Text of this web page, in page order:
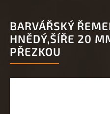
BARVÁŘSKÝ
HNĚDÝ,ŠÍŘE 20
PŘEZKOU